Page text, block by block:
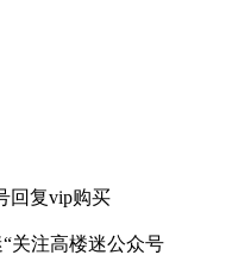
回复vip购买
关注高楼迷公众号